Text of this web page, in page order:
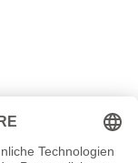
Weg erfahren
und Mischraum